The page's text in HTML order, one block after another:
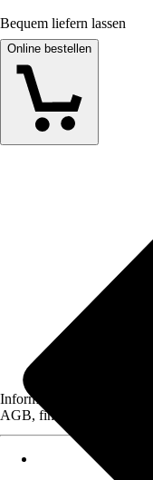
Bequem liefern lassen
Online bestellen
Informationen des
AGB, finden Sie bei Klick